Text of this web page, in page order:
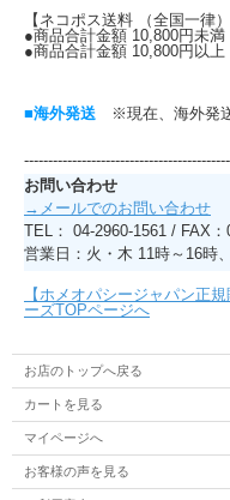
【ネコポス送料 （全国一律）
●商品合計金額 10,800円未満
●商品合計金額 10,800円以
■海外発送 ※現在、海外発送
お問い合わせ
→メールでのお問い合わせ
TEL： 04-2960-1561 / FAX：
営業日：火・木 11時～16時
【ホメオパシージャパン正
ーズTOPページへ
お店のトップへ戻る
カートを見る
マイページへ
お客様の声を見る